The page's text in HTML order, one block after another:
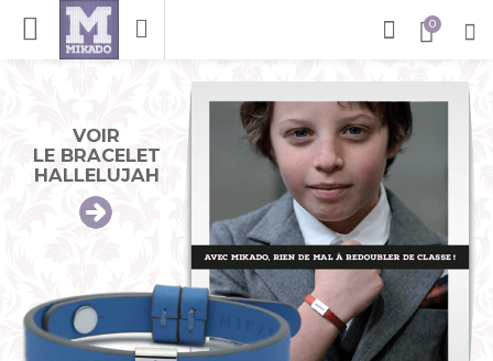
VOIR
LE BRACELET
LES PENDENTIFS
ET BRACELETS
ASTRO